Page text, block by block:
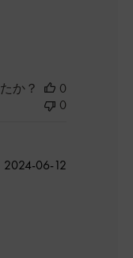
か？
0
0
公
2024-06-12